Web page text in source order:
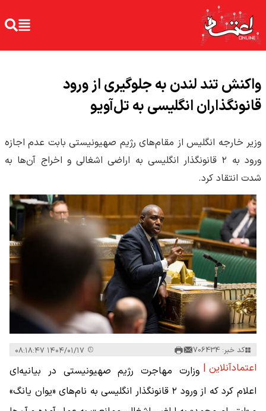
واکنش تند لندن به جلوگیری از ورود
قانونگذاران انگلیسی به تل‌آویو
وزیر خارجه انگلیس از مقام‌های رژیم صهیونیستی بابت عدم اجازه
ورود به ۲ قانونگذار انگلیسی به اراضی اشغالی و اخراج آن‌ها به
شدت انتقاد کرد.
کد خبر: 706434
اعتمادآنلاین | وزارت مهاجرت رژیم صهیونیستی در بیانیه‌ای
اعلام کرد که از ورود ۲ قانونگذار انگلیسی به نام‌های «یوان یانگ»